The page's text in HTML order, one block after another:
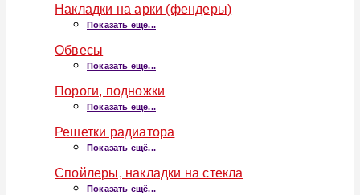
Накладки на арки (фендеры)
Показать ещё...
Обвесы
Показать ещё...
Пороги, подножки
Показать ещё...
Решетки радиатора
Показать ещё...
Спойлеры, накладки на стекла
Показать ещё...